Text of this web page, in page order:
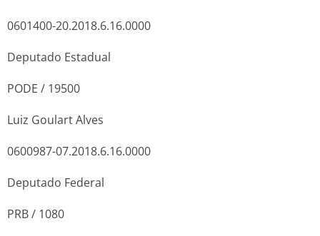
0601400-20.2018.6.16.0000
Deputado Estadual
PODE / 19500
Luiz Goulart Alves
0600987-07.2018.6.16.0000
Deputado Federal
PRB / 1080